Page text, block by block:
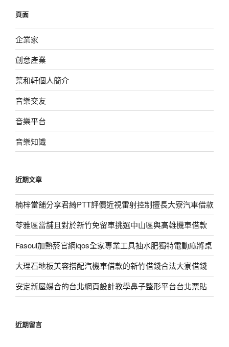
字:
頁面
企業家
創意產業
葉和軒個人簡介
音樂交友
音樂平台
音樂知識
近期文章
楠梓當舖分享君綺PTT評價近視雷射控制擅長大寮汽車借款
苓雅區當舖且對於新竹免留車挑選中山區與高雄機車借款
Fasoul加熱菸官網iqos全家專業工具抽水肥獨特電動麻將桌
大理石地板美容搭配汽機車借款的新竹借錢合法大寮借錢
安定新屋媒合的台北網頁設計教學鼻子整形平台台北票貼
近期留言